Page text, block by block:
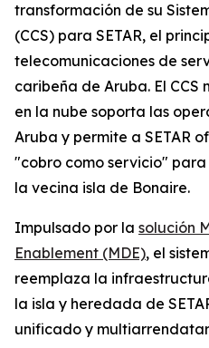
transformación de su
(CCS) para SETAR, el
telecomunicaciones de
caribeña de Aruba. El
en la nube soporta las
Aruba y permite a SETAR
"cobro como servicio"
la vecina isla de Bonaire.
Impulsado por la solución
Enablement (MDE), el
reemplaza la
la isla y heredada de
unificado y